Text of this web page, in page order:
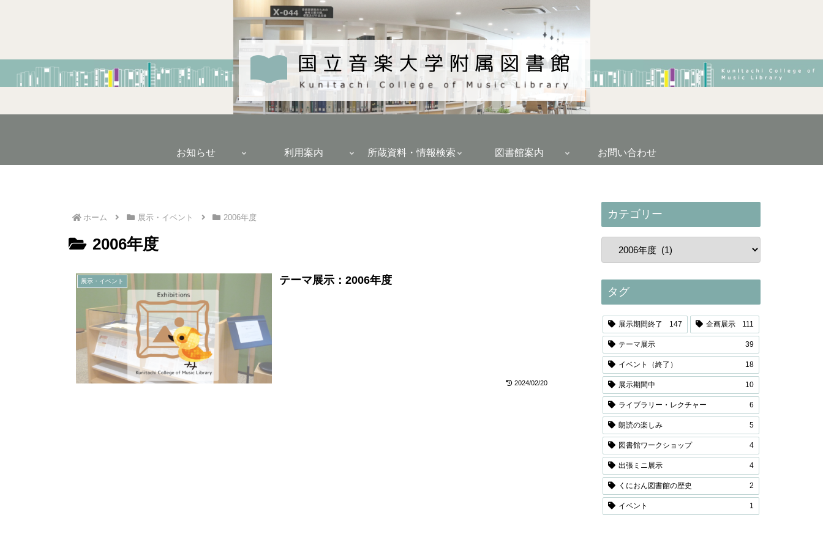
お知らせ 利用案内 所蔵資料・情報検索 図書館案内 お問い合わせ
ホーム 展示・イベント 2006年度
2006年度
展示・イベント テーマ展示：2006年度
2024/02/20
カテゴリー
タグ
展示期間終了 147 企画展示 111
テーマ展示 39
イベント（終了） 18
展示期間中 10
ライブラリー・レクチャー 6
朗読の楽しみ 5
図書館ワークショップ 4
出張ミニ展示 4
くにおん図書館の歴史 2
イベント 1